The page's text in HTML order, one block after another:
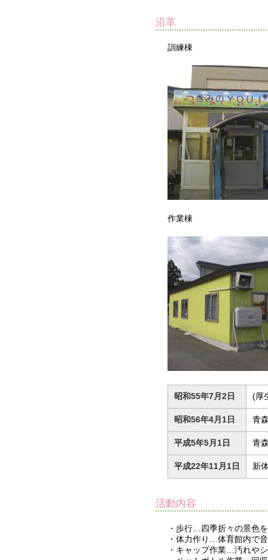
沿革
訓練棟
作業棟
昭和55年7月2日 (厚
昭和56年4月1日 青
平成5年5月1日 青
平成22年11月1日 新
活動内容
・歩行…四季折々の景色
・体力作り…体育館内で
・キャップ作業…汚れや